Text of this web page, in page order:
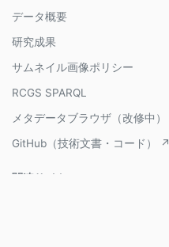
データ概要
研究成果
サムネイル画像ポリシー
RCGS SPARQL
メタデータブラウザ（改修中）
GitHub（技術文書・コード） ↗
関連サイト